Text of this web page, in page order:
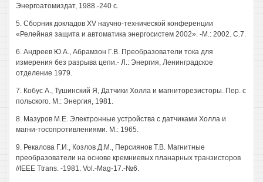
Энергоатомиздат, 1988.-240 с.
5. Сборник докладов XV научно-технической конференции
«Релейная защита и автоматика энергосистем 2002». -М.: 2002. С.7.
6. Андреев Ю.А., Абрамзон Г.В. Преобразователи тока для
измерения без разрыва цепи.- Л.: Энергия, Ленинградское
отделение 1979.
7. Кобус А., Тушинский Я, Датчики Холла и магниторезисторы. Пер. с
польского. М.: Энергия, 1981.
8. Мазуров М.Е. Электронные устройства с датчиками Холла и
магни-тосопротивлениями. М.: 1965.
9. Рекалова Г.И., Козлов Д.М., Персиянов Т.В. Магнитные
преобразователи на основе кремниевых планарных транзисторов
//IEEE Ttrans. -1981. Vol.-Mag-17.-№6.